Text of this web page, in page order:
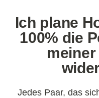
Ich plane
100% die
Jedes Paar, das